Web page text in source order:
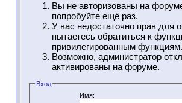
Вы не авторизованы на
попробуйте ещё раз.
У вас недостаточно прав для
пытаетесь обратиться к
привилегированным функциям.
Возможно, администратор
активированы на форуме.
Вход
Имя: